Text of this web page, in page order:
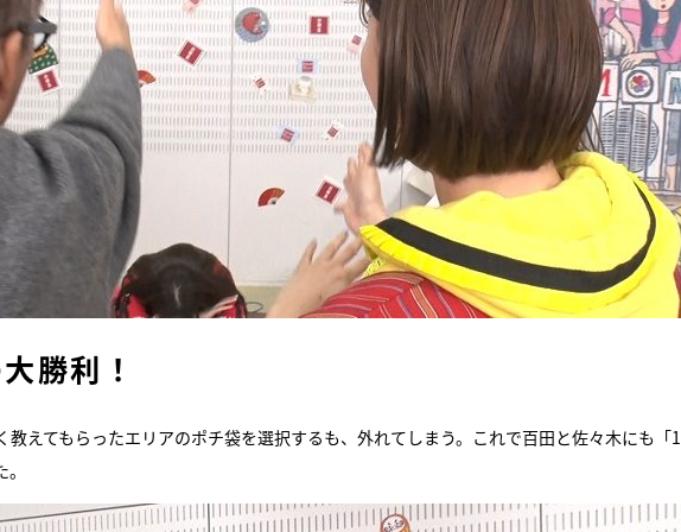
勝利！
えてもらったエリアのポチ袋を選択するも、外れてしまう。これで百田と佐々木にも「